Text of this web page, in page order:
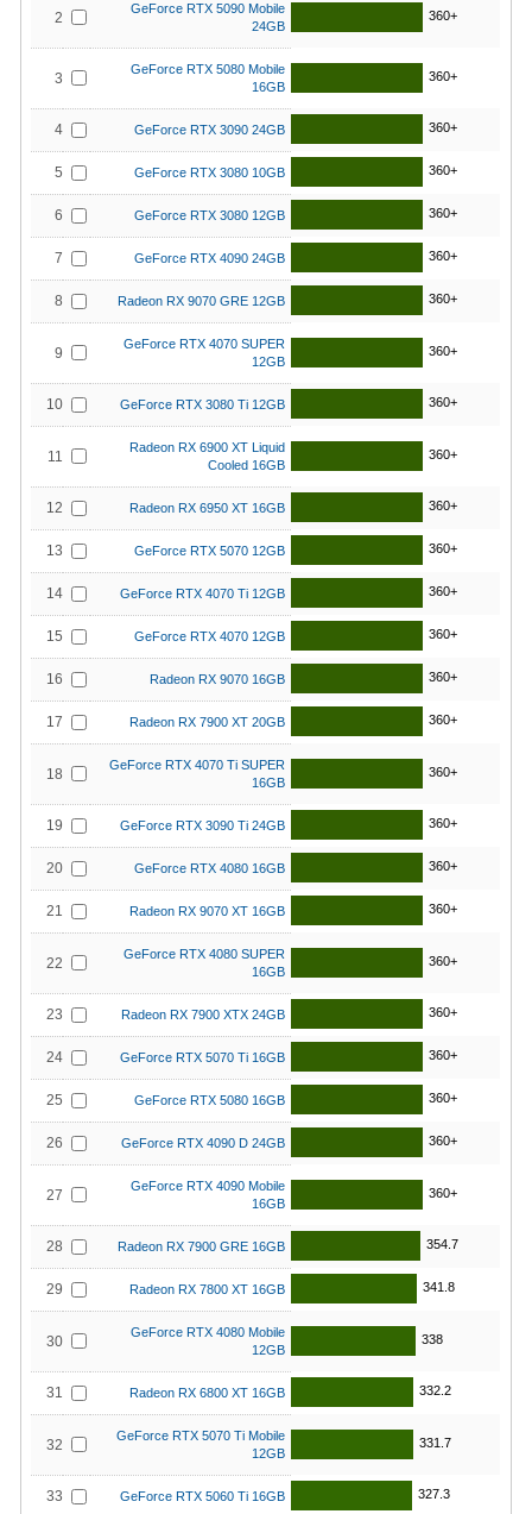
2
GeForce RTX 5090 Mobile
24GB
360+
3
GeForce RTX 5080 Mobile
16GB
360+
4 GeForce RTX 3090 24GB 360+
5 GeForce RTX 3080 10GB 360+
6 GeForce RTX 3080 12GB 360+
7 GeForce RTX 4090 24GB 360+
8 Radeon RX 9070 GRE 12GB 360+
9
GeForce RTX 4070 SUPER
12GB
360+
10 GeForce RTX 3080 Ti 12GB 360+
11
Radeon RX 6900 XT Liquid
Cooled 16GB
360+
12 Radeon RX 6950 XT 16GB 360+
13 GeForce RTX 5070 12GB 360+
14 GeForce RTX 4070 Ti 12GB 360+
15 GeForce RTX 4070 12GB 360+
16 Radeon RX 9070 16GB 360+
17 Radeon RX 7900 XT 20GB 360+
18
GeForce RTX 4070 Ti SUPER
16GB
360+
19 GeForce RTX 3090 Ti 24GB 360+
20 GeForce RTX 4080 16GB 360+
21 Radeon RX 9070 XT 16GB 360+
22
GeForce RTX 4080 SUPER
16GB
360+
23 Radeon RX 7900 XTX 24GB 360+
24 GeForce RTX 5070 Ti 16GB 360+
25 GeForce RTX 5080 16GB 360+
26 GeForce RTX 4090 D 24GB 360+
27
GeForce RTX 4090 Mobile
16GB
360+
28 Radeon RX 7900 GRE 16GB 354.7
29 Radeon RX 7800 XT 16GB 341.8
30
GeForce RTX 4080 Mobile
12GB
338
31 Radeon RX 6800 XT 16GB 332.2
32
GeForce RTX 5070 Ti Mobile
12GB
331.7
33 GeForce RTX 5060 Ti 16GB 327.3